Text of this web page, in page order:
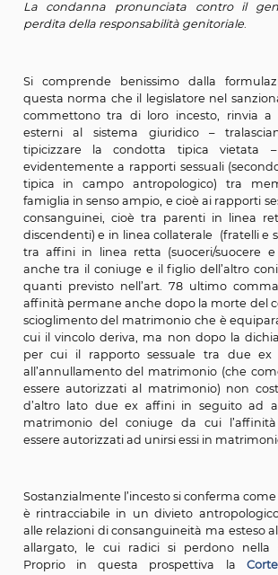
La pena è della reclusione da
relazione incestuosa.
commesso da persona maggiore
degli anni diciotto, la pena è
maggiorenne.
La condanna pronunciata
perdita della responsabilità
Si comprende benissimo dalla
questa norma che il legislatore nel
commettono tra di loro incesto,
esterni al sistema giuridico –
tipicizzare la condotta tipica
evidentemente a rapporti sessuali
tipica in campo antropologico)
famiglia in senso ampio, e cioè ai
consanguinei, cioè tra parenti in
discendenti) e in linea collaterale
tra affini in linea retta (suoceri/
affinità permane anche dopo la
scioglimento del matrimonio che è
cui il vincolo deriva, ma non dopo
per cui il rapporto sessuale tra